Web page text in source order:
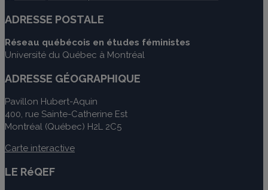
ADRESSE POSTALE
Réseau québécois en études féministes
Université du Québec à Montréal
ADRESSE GÉOGRAPHIQUE
Pavillon Hubert-Aquin
400, rue Sainte-Catherine Est
Montréal (Québec) H2L 2C5
Carte interactive
LE RéQEF